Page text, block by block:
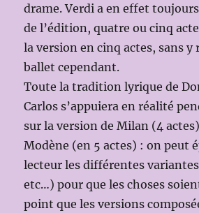
drame. Verdi a en effet
de l’édition, quatre ou cinq
la version en cinq actes, sans y
ballet cependant.
Toute la tradition lyrique de
Carlos s’appuiera en réalité
sur la version de Milan (4
Modène (en 5 actes) : on peut
lecteur les différentes
etc…) pour que les choses
point que les versions